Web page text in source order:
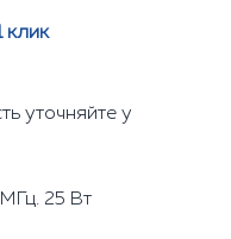
клик
уточняйте у
25 Вт